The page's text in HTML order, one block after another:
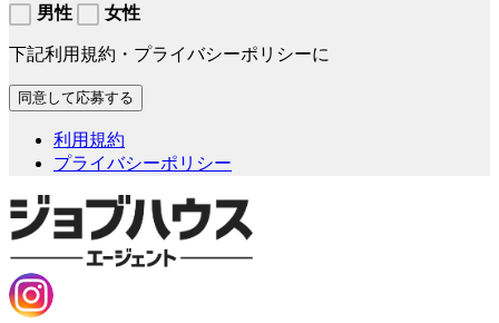
男性
女性
下記利用規約・プライバシーポリシーに
利用規約
プライバシーポリシー